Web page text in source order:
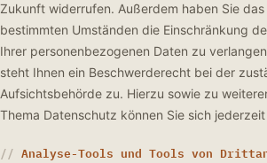
Zukunft widerrufen. Außerdem haben Sie
bestimmten Umständen die Einschränkung
Ihrer personenbezogenen Daten zu
steht Ihnen ein Beschwerderecht bei der
Aufsichtsbehörde zu. Hierzu sowie zu
Thema Datenschutz können Sie sich
Analyse-Tools und Tools von